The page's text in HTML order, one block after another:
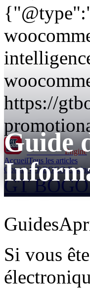
https://
GT BOGOEngine
AccueilTous les articles
Obtenir GT BOGO
GT
Guide
Guides
Si vous